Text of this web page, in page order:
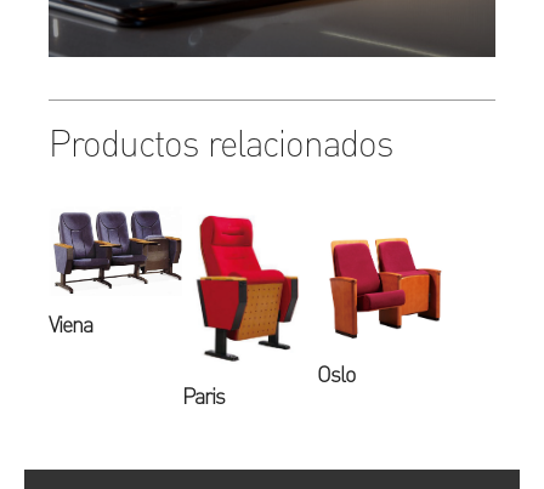
Productos relacionados
Viena
Paris
Oslo